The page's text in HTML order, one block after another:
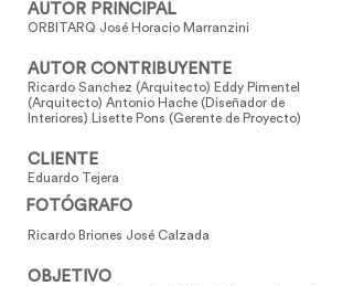
AUTOR PRINCIPAL
ORBITARQ José Horacio Marranzini
AUTOR CONTRIBUYENTE
Ricardo Sanchez (Arquitecto) Eddy Pimentel
(Arquitecto) Antonio Hache (Diseñador de
Interiores) Lisette Pons (Gerente de Proyecto)
CLIENTE
Eduardo Tejera
FOTÓGRAFO
Ricardo Briones José Calzada
OBJETIVO